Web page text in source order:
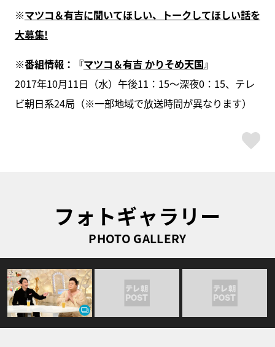
※マツコ＆有吉に聞いてほしい、トークしてほしい話を
大募集!
※番組情報：『マツコ＆有吉 かりそめ天国』
2017年10月11日（水）午後11：15～深夜0：15、テレ
ビ朝日系24局（※一部地域で放送時間が異なります）
フォトギャラリー
PHOTO GALLERY